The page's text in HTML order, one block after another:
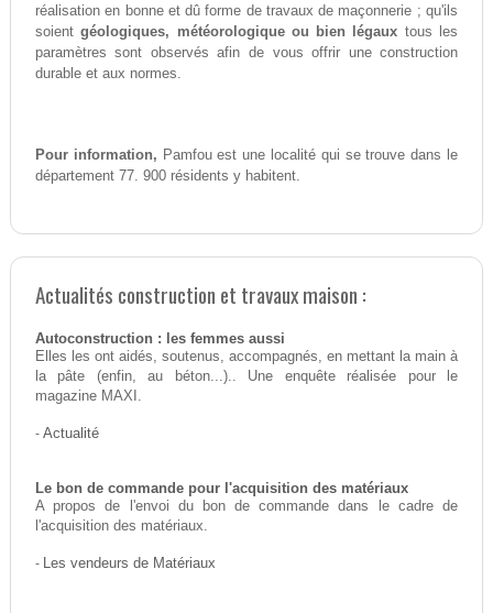
réalisation en bonne et dû forme de travaux de maçonnerie ; qu'ils
soientgéologiques, météorologique ou bien légaux tous les
paramètres sont observés afin de vous offrir une construction
durable et aux normes.
Pour information, Pamfou est une localité qui se trouve dans le
département 77. 900 résidents y habitent.
Actualités construction et travaux maison :
Autoconstruction : les femmes aussi
Elles les ont aidés, soutenus, accompagnés, en mettant la main à
la pâte (enfin, au béton...).. Une enquête réalisée pour le
magazine MAXI.
- Actualité
Le bon de commande pour l'acquisition des matériaux
A propos de l'envoi du bon de commande dans le cadre de
l'acquisition des matériaux.
- Les vendeurs de Matériaux